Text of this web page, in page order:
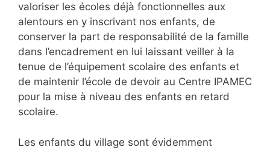
valoriser les écoles déjà fonctionnelles aux
alentours en y inscrivant nos enfants, de
conserver la part de responsabilité de la famille
dans l’encadrement en lui laissant veiller à la
tenue de l’équipement scolaire des enfants et
de maintenir l’école de devoir au Centre IPAMEC
pour la mise à niveau des enfants en retard
scolaire.
Les enfants du village sont évidemment